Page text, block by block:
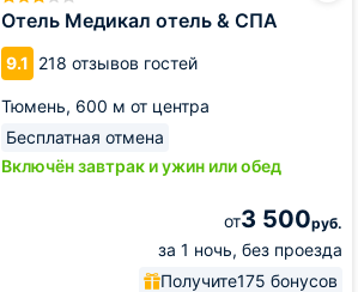
Отель Медикал отель & СПА
9.1 218 отзывов гостей
Тюмень, 600 м от центра
Бесплатная отмена
Включён завтрак и ужин или обед
от3 500руб.
за 1 ночь, без проезда
Получите175 бонусов